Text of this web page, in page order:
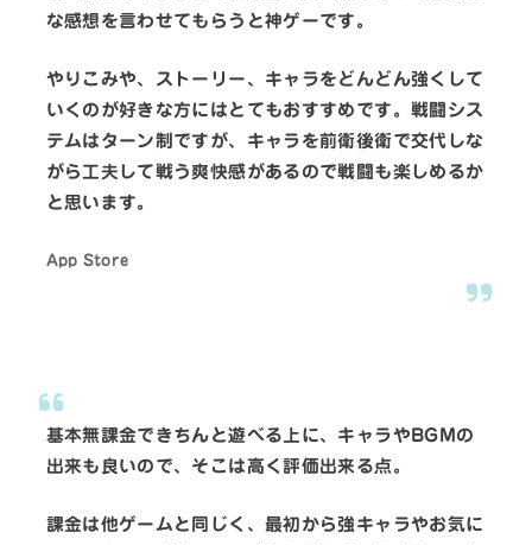
な感想を言わせてもらうと神ゲーです。
やりこみや、ストーリー、キャラをどんどん強くして
いくのが好きな方にはとてもおすすめです。戦闘シス
テムはターン制ですが、キャラを前衛後衛で交代しな
がら工夫して戦う爽快感があるので戦闘も楽しめるか
と思います。
App Store
基本無課金できちんと遊べる上に、キャラやBGMの
出来も良いので、そこは高く評価出来る点。
課金は他ゲームと同じく、最初から強キャラやお気に